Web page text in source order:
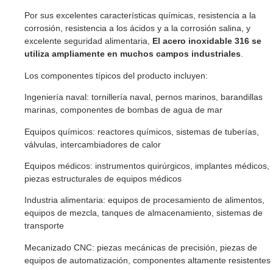
Por sus excelentes características químicas, resistencia a la
corrosión, resistencia a los ácidos y a la corrosión salina, y
excelente seguridad alimentaria, El acero inoxidable 316 se
utiliza ampliamente en muchos campos industriales.
Los componentes típicos del producto incluyen:
Ingeniería naval: tornillería naval, pernos marinos, barandillas
marinas, componentes de bombas de agua de mar
Equipos químicos: reactores químicos, sistemas de tuberías,
válvulas, intercambiadores de calor
Equipos médicos: instrumentos quirúrgicos, implantes médicos,
piezas estructurales de equipos médicos
Industria alimentaria: equipos de procesamiento de alimentos,
equipos de mezcla, tanques de almacenamiento, sistemas de
transporte
Mecanizado CNC: piezas mecánicas de precisión, piezas de
equipos de automatización, componentes altamente resistentes